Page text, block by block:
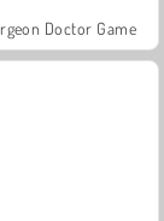
Doctor Game